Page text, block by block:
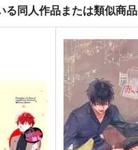
る同人作品または類似商品